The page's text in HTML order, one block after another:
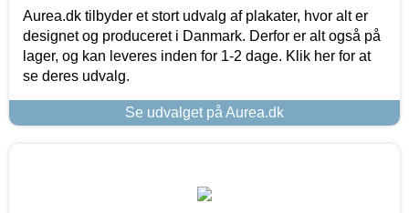
Aurea.dk tilbyder et stort udvalg af plakater, hvor alt er
designet og produceret i Danmark. Derfor er alt også på
lager, og kan leveres inden for 1-2 dage. Klik her for at
se deres udvalg.
Se udvalget på Aurea.dk